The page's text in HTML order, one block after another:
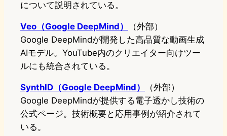
について説明されている。
Veo（Google DeepMind）
（外部）
Google DeepMindが開発した高品質な動画生成
AIモデル。YouTube内のクリエイター向けツー
ルにも統合されている。
SynthID（Google DeepMind）
（外部）
Google DeepMindが提供する電子透かし技術の
公式ページ。技術概要と応用事例が紹介されて
いる。